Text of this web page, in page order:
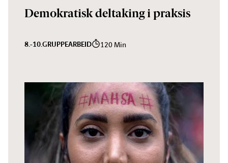
Demokratisk deltaking i praksis
8.-10.GRUPPEARBEID 120 Min